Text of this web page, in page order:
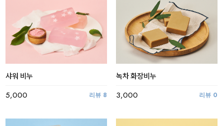
샤워 비누
5,000 리뷰 8
녹차 화장비누
3,000 리뷰 0